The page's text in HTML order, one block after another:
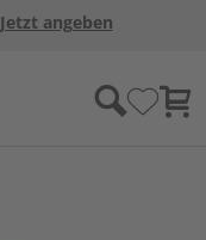
Jetzt angeben